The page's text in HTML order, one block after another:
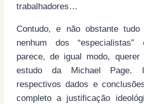
trabalhadores…
Contudo, e não obstante tudo
nenhum dos
parece, de igual modo,
estudo da Michael Page.
respectivos dados e
completo a justificação